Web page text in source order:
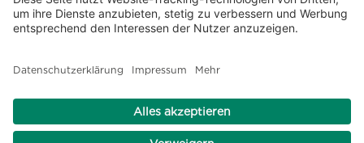
© 2026 Kraftanlagen Energies & Services SE. Web design:
facebooklinkedinyoutubeinstagram
xing